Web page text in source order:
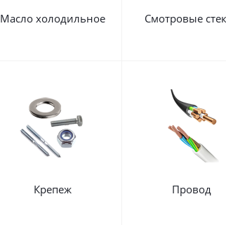
Масло холодильное Смотровые
Крепеж Провод